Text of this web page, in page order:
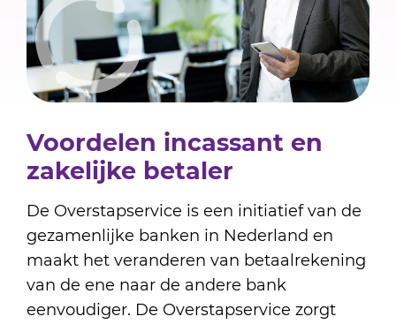
Voordelen incassant en
zakelijke betaler
De Overstapservice is een initiatief van de
gezamenlijke banken in Nederland en
maakt het veranderen van betaalrekening
van de ene naar de andere bank
eenvoudiger. De Overstapservice zorgt